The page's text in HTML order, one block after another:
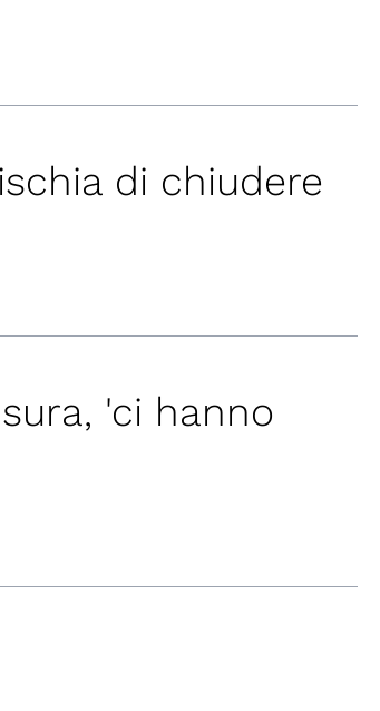
di chiudere
'ci hanno